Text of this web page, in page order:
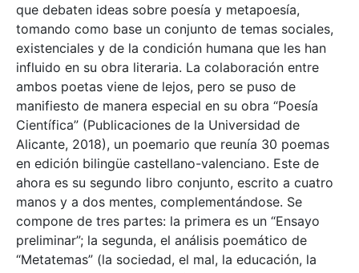
que debaten ideas sobre poesía y metapoesía,
tomando como base un conjunto de temas sociales,
existenciales y de la condición humana que les han
influido en su obra literaria. La colaboración entre
ambos poetas viene de lejos, pero se puso de
manifiesto de manera especial en su obra “Poesía
Científica” (Publicaciones de la Universidad de
Alicante, 2018), un poemario que reunía 30 poemas
en edición bilingüe castellano-valenciano. Este de
ahora es su segundo libro conjunto, escrito a cuatro
manos y a dos mentes, complementándose. Se
compone de tres partes: la primera es un “Ensayo
preliminar”; la segunda, el análisis poemático de
“Metatemas” (la sociedad, el mal, la educación, la